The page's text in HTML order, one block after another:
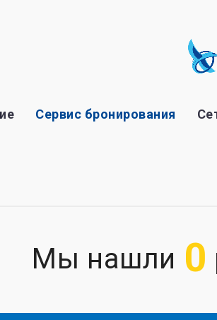
Сервис бронирования
Мы нашли 0